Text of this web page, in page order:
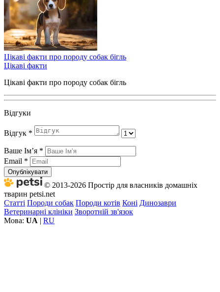
Цікаві факти про породу собак бігль
Цікаві факти
Цікаві факти про породу собак бігль
Відгуки
Відгук *
Ваше Імʼя *
Email *
Опублікувати
© 2013-2026 Простір для власників домашніх
тварин petsi.net
Статті Породи собак Породи котів Коні Динозаври
Ветеринарні клініки Зворотній зв'язок
Мова: UA | RU